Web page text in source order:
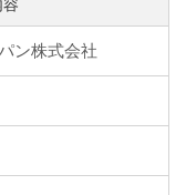
ン株式会社